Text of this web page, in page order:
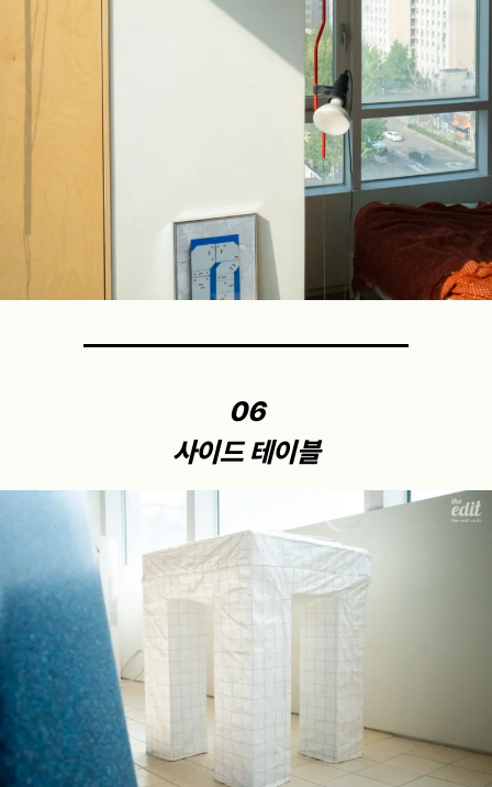
06
사이드 테이블